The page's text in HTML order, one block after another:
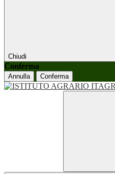
Chiudi
Conferma
Annulla Conferma